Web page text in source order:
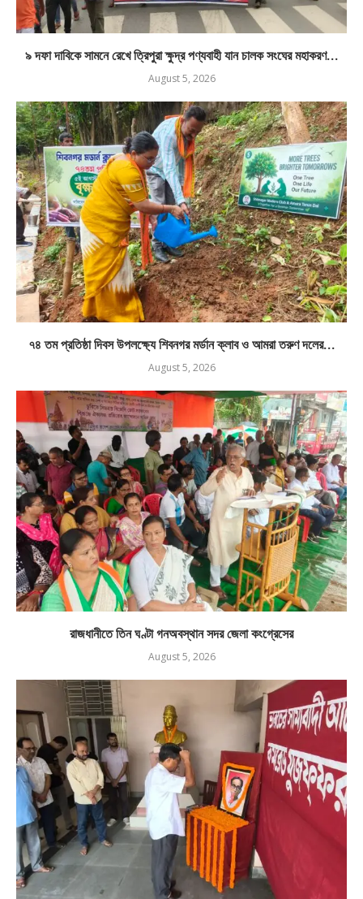
৯ দফা দাবিকে সামনে রেখে ত্রিপুরা ক্ষুদ্র পণ্যবাহী যান চালক সংঘের মহাকরণ...
August 5, 2026
৭৪ তম প্রতিষ্ঠা দিবস উপলক্ষ্যে শিবনগর মর্ডান ক্লাব ও আমরা তরুণ দলের...
August 5, 2026
রাজধানীতে তিন ঘণ্টা গনঅবস্থান সদর জেলা কংগ্রেসের
August 5, 2026